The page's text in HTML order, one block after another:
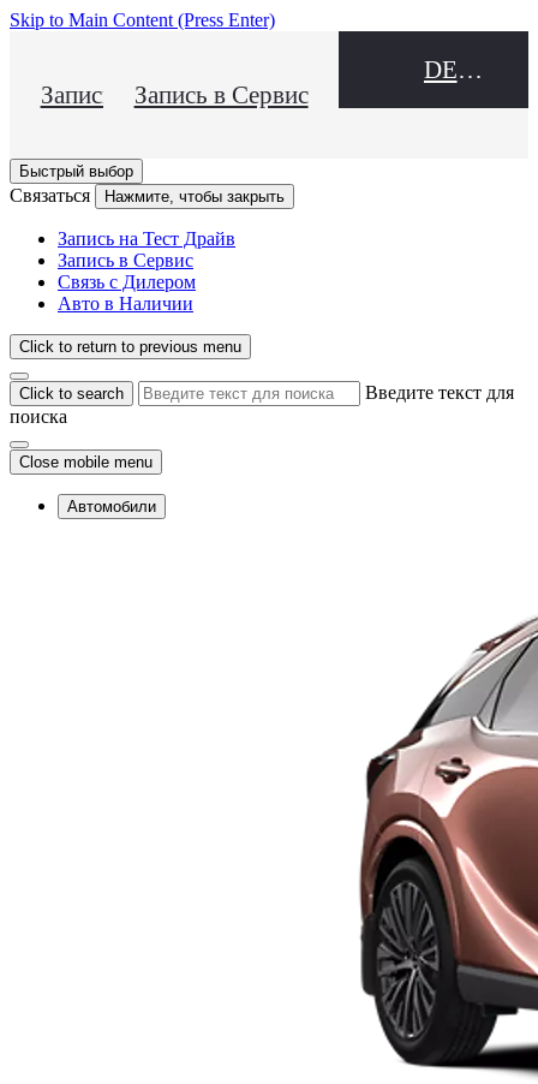
Skip to Main Content (Press Enter)
Запись на Тест Драйв
Запись в Сервис
DEALER NAME
Быстрый выбор
Связаться Нажмите, чтобы закрыть
Запись на Тест Драйв
Запись в Сервис
Связь с Дилером
Авто в Наличии
Click to return to previous menu
Click to search
Введите текст для
поиска
Close mobile menu
Автомобили